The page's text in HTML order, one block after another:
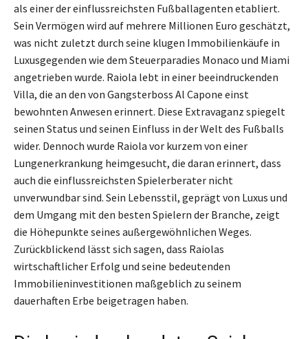
als einer der einflussreichsten Fußballagenten etabliert.
Sein Vermögen wird auf mehrere Millionen Euro geschätzt,
was nicht zuletzt durch seine klugen Immobilienkäufe in
Luxusgegenden wie dem Steuerparadies Monaco und Miami
angetrieben wurde. Raiola lebt in einer beeindruckenden
Villa, die an den von Gangsterboss Al Capone einst
bewohnten Anwesen erinnert. Diese Extravaganz spiegelt
seinen Status und seinen Einfluss in der Welt des Fußballs
wider. Dennoch wurde Raiola vor kurzem von einer
Lungenerkrankung heimgesucht, die daran erinnert, dass
auch die einflussreichsten Spielerberater nicht
unverwundbar sind. Sein Lebensstil, geprägt von Luxus und
dem Umgang mit den besten Spielern der Branche, zeigt
die Höhepunkte seines außergewöhnlichen Weges.
Zurückblickend lässt sich sagen, dass Raiolas
wirtschaftlicher Erfolg und seine bedeutenden
Immobilieninvestitionen maßgeblich zu seinem
dauerhaften Erbe beigetragen haben.